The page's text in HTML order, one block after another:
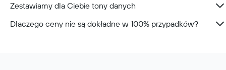
Zestawiamy dla Ciebie tony danych
Dlaczego ceny nie są dokładne w 100% przypadków?